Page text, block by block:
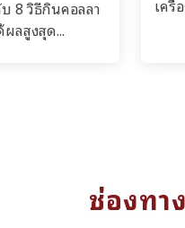
8 วิธีกินคอลลา
ลสูงสุด...
เครื่
ช่องทา